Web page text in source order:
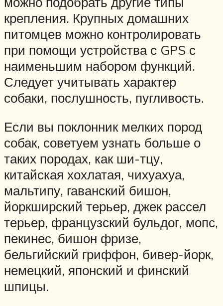
крепления. Крупных домашних
питомцев можно контролировать
при помощи устройства с GPS с
наименьшим набором функций.
Следует учитывать характер
собаки, послушность, пугливость.
Если вы поклонник мелких пород
собак, советуем узнать больше о
таких породах, как ши-тцу,
китайская хохлатая, чихуахуа,
мальтипу, гаванский бишон,
йоркширский терьер, джек рассел
терьер, французский бульдог, мопс,
пекинес, бишон фризе,
бельгийский гриффон, бивер-йорк,
немецкий, японский и финский
шпицы.